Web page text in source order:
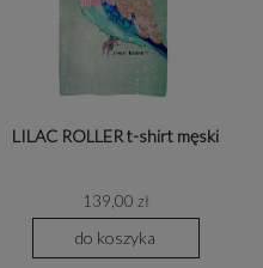
LILAC ROLLER t-shirt męski
139,00 zł
do koszyka